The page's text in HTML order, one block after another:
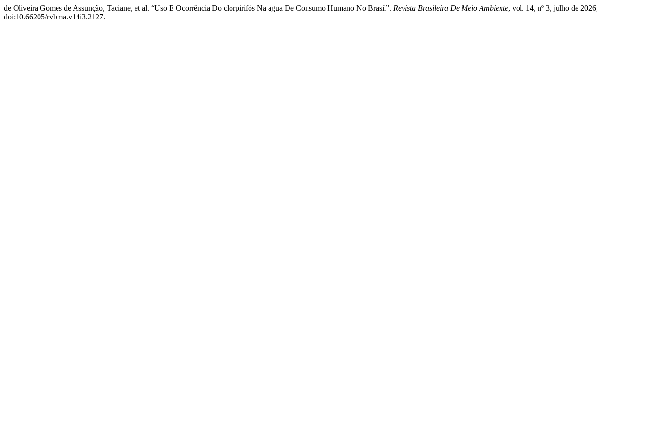
de Oliveira Gomes de Assunção, Taciane, et al. “Uso E Ocorrência Do clorpirifós Na água De Consumo Humano No Brasil”. Revista Brasileira De Meio Ambiente, vol. 14, nº 3, julho de 2026,
doi:10.66205/rvbma.v14i3.2127.